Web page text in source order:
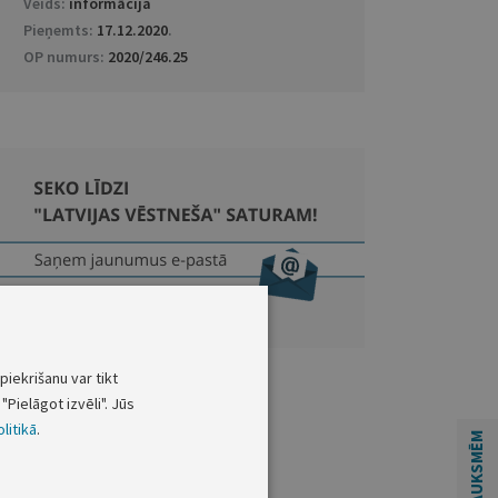
Pieņemts: 17.12.2020.
OP numurs: 2020/246.25
var tikt
izvēli". Jūs
.